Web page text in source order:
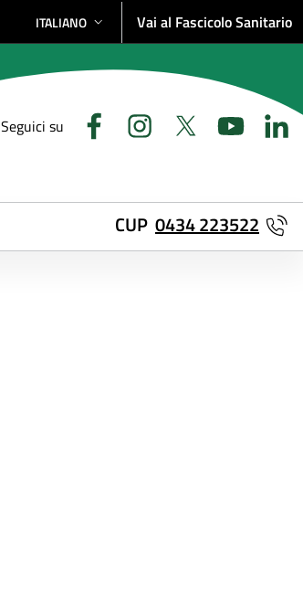
SELEZIONE LINGUA: LINGUA SELEZIONATA
ITALIANO Vai al Fascicolo Sanitario
Seguici su
CUP 0434 223522